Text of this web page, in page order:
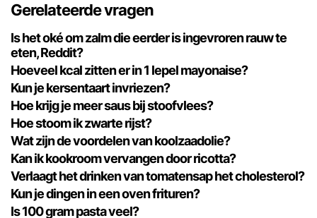
Gerelateerde vragen
Is het oké om zalm die eerder is ingevroren rauw te
eten, Reddit?
Hoeveel kcal zitten er in 1 lepel mayonaise?
Kun je kersentaart invriezen?
Hoe krijg je meer saus bij stoofvlees?
Hoe stoom ik zwarte rijst?
Wat zijn de voordelen van koolzaadolie?
Kan ik kookroom vervangen door ricotta?
Verlaagt het drinken van tomatensap het cholesterol?
Kun je dingen in een oven frituren?
Is 100 gram pasta veel?